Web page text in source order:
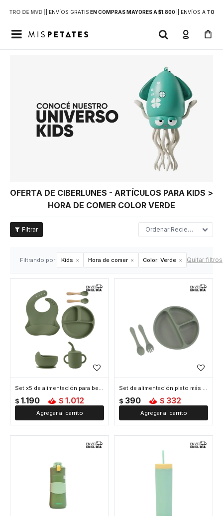
DE MVD | | ENVÍOS GRATIS EN COMPRAS MAYORES A $1.800 | ENVÍOS ATODO

OFERTA DE CIBERLUNES - ARTÍCULOS PARA KIDS >
HORA DE COMER COLOR VERDE
Recientes
Filtrando por: Kids Hora de comer Color: Verde Quitar filtros
Set x5 de alimentación para bebé de silicona - Verde
$ 1.190 $ 1.012
Set de alimentación plato más cubiertos para bebé - Verde
$ 390 $ 332